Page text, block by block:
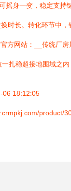
身一变，稳定支
长。转化环节中
网站：__传统厂
扎稳超接地围域之内
06 18:12:05
product/